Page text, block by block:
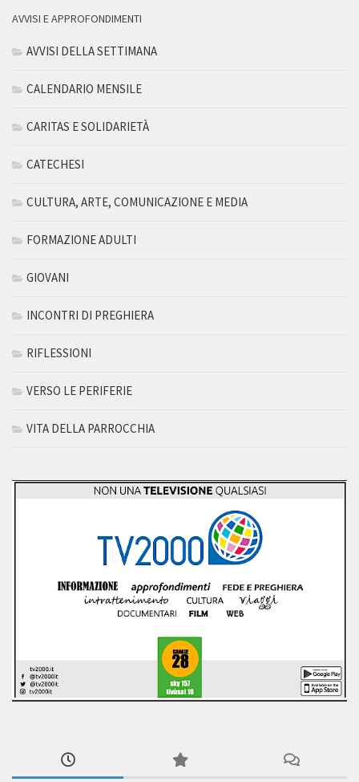
AVVISI E APPROFONDIMENTI
AVVISI DELLA SETTIMANA
CALENDARIO MENSILE
CARITAS E SOLIDARIETÀ
CATECHESI
CULTURA, ARTE, COMUNICAZIONE E MEDIA
FORMAZIONE ADULTI
GIOVANI
INCONTRI DI PREGHIERA
RIFLESSIONI
VERSO LE PERIFERIE
VITA DELLA PARROCCHIA